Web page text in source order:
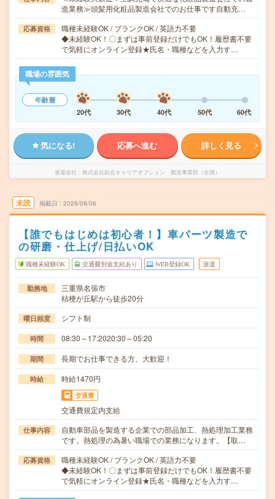
造業務≫頭髪用化粧品製造会社でのお仕事です自動充…
応募資格
職種未経験OK / ブランクOK / 英語力不要
◆未経験OK！〇まずは事前登録だけでもOK！履歴書不要
で気軽にオンライン登録★氏名・職種などを入力す…
職場の雰囲気
年齢層
20代
30代 40代 50代 60代
気になる! 応募へ進む 詳しく見る
派遣会社 株式会社綜合キャリアオプション 製造事業部（全国）
未読 掲載日 2026/08/06
【誰でもはじめは初心者！】車パーツ製造で
の研磨・仕上げ/日払いOK
職種未経験OK 交通費別途支給あり WEB登録OK 派遣
勤務地
三重県名張市
桔梗が丘駅から徒歩20分
曜日頻度 シフト制
時間 08:30～17:2020:30～05:20
期間 長期でお仕事できる方、大歓迎！
時給 時給1470円
交通費
交通費規定内支給
仕事内容
自動車部品を製造する企業での部品加工、熱処理加工業務
です。熱処理の為暑い職場での業務になります。【取…
応募資格
職種未経験OK / ブランクOK / 英語力不要
◆未経験OK！〇まずは事前登録だけでもOK！履歴書不要
で気軽にオンライン登録★氏名・職種などを入力す…